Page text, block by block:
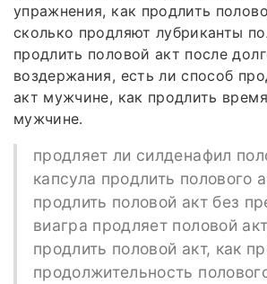
упражнения, как продлить
сколько продляют лубриканты
продлить половой акт после
воздержания, есть ли способ
акт мужчине, как продлить
мужчине.
продляет ли силденафил
капсула продлить полового
продлить половой акт без
виагра продляет половой
продлить половой акт, как
продолжительность